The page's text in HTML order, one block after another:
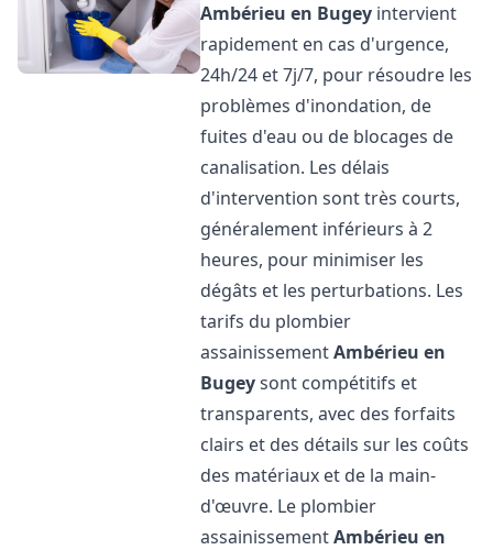
Ambérieu en Bugey intervient
rapidement en cas d'urgence,
24h/24 et 7j/7, pour résoudre les
problèmes d'inondation, de
fuites d'eau ou de blocages de
canalisation. Les délais
d'intervention sont très courts,
généralement inférieurs à 2
heures, pour minimiser les
dégâts et les perturbations. Les
tarifs du plombier
assainissementAmbérieu en
Bugeysont compétitifs et
transparents, avec des forfaits
clairs et des détails sur les coûts
des matériaux et de la main-
d'œuvre. Le plombier
assainissementAmbérieu en